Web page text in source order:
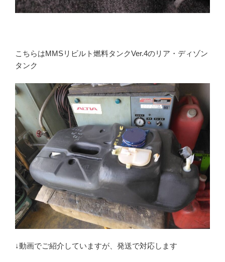
こちらはMMSリビルト燃料タンクVer.4のリア・ディゾン
タンク
↓動画でご紹介していますが、発送で対応します